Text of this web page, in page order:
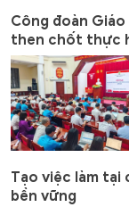
Công đoàn
then chốt thực
Tạo việc làm
bền vững